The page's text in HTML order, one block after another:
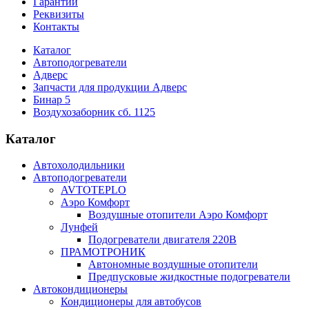
Реквизиты
Контакты
Каталог
Автоподогреватели
Адверс
Запчасти для продукции Адверс
Бинар 5
Воздухозаборник сб. 1125
Каталог
Автохолодильники
Автоподогреватели
AVTOTEPLO
Аэро Комфорт
Воздушные отопители Аэро Комфорт
Лунфей
Подогреватели двигателя 220В
ПРАМОТРОНИК
Автономные воздушные отопители
Предпусковые жидкостные подогреватели
Автокондиционеры
Кондиционеры для автобусов